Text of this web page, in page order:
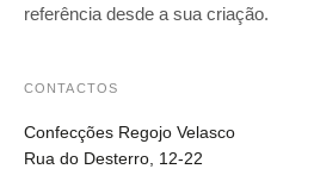
CONTACTOS
Confecções Regojo Velasco
Rua do Desterro, 12-22
referência desde a sua criação.